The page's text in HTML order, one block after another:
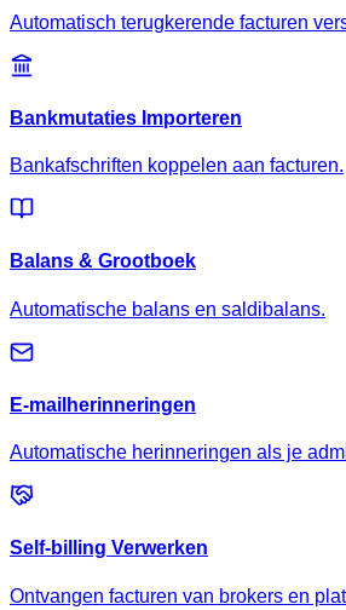
Automatisch terugkerende facturen
Bankmutaties Importeren
Bankafschriften koppelen aan facturen.
Balans & Grootboek
Automatische balans en saldibalans.
E-mailherinneringen
Automatische herinneringen als je
Self-billing Verwerken
Ontvangen facturen van brokers en